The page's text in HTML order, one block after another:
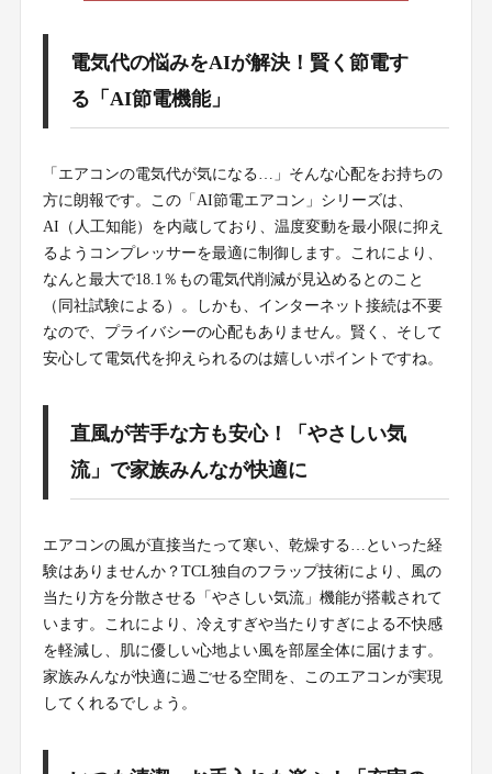
電気代の悩みをAIが解決！賢く節電す
る「AI節電機能」
「エアコンの電気代が気になる…」そんな心配をお持ちの
方に朗報です。この「AI節電エアコン」シリーズは、
AI（人工知能）を内蔵しており、温度変動を最小限に抑え
るようコンプレッサーを最適に制御します。これにより、
なんと最大で18.1％もの電気代削減が見込めるとのこと
（同社試験による）。しかも、インターネット接続は不要
なので、プライバシーの心配もありません。賢く、そして
安心して電気代を抑えられるのは嬉しいポイントですね。
直風が苦手な方も安心！「やさしい気
流」で家族みんなが快適に
エアコンの風が直接当たって寒い、乾燥する…といった経
験はありませんか？TCL独自のフラップ技術により、風の
当たり方を分散させる「やさしい気流」機能が搭載されて
います。これにより、冷えすぎや当たりすぎによる不快感
を軽減し、肌に優しい心地よい風を部屋全体に届けます。
家族みんなが快適に過ごせる空間を、このエアコンが実現
してくれるでしょう。